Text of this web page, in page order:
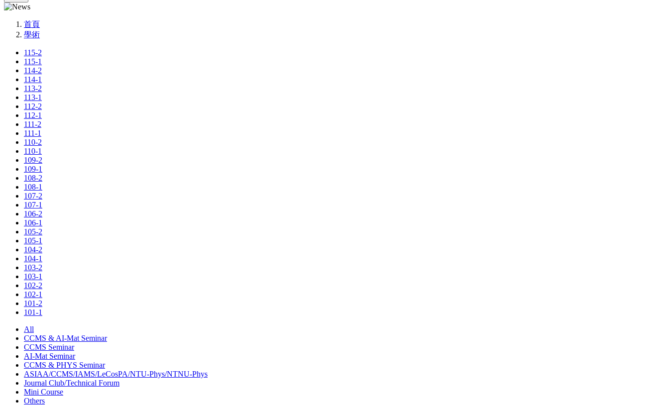
首頁
學術
115-2
115-1
114-2
114-1
113-2
113-1
112-2
112-1
111-2
111-1
110-2
110-1
109-2
109-1
108-2
108-1
107-2
107-1
106-2
106-1
105-2
105-1
104-2
104-1
103-2
103-1
102-2
102-1
101-2
101-1
All
CCMS & AI-Mat Seminar
CCMS Seminar
AI-Mat Seminar
CCMS & PHYS Seminar
ASIAA/CCMS/IAMS/LeCosPA/NTU-Phys/NTNU-Phys
Journal Club/Technical Forum
Mini Course
Others